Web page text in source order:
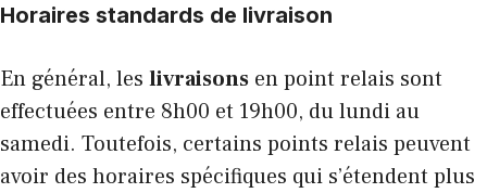
Horaires standards de livraison
En général, les livraisons en point relais sont
effectuées entre 8h00 et 19h00, du lundi au
samedi. Toutefois, certains points relais peuvent
avoir des horaires spécifiques qui s’étendent plus